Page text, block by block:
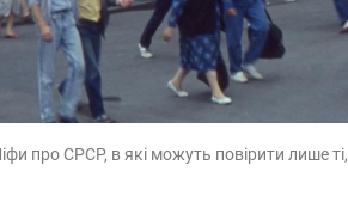
про СРСР, в які можуть повірити лише